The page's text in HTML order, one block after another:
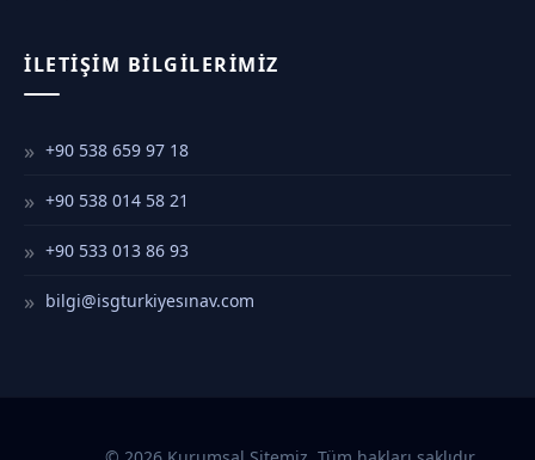
İLETIŞIM BILGILERIMIZ
+90 538 659 97 18
+90 538 014 58 21
+90 533 013 86 93
bilgi@isgturkiyesınav.com